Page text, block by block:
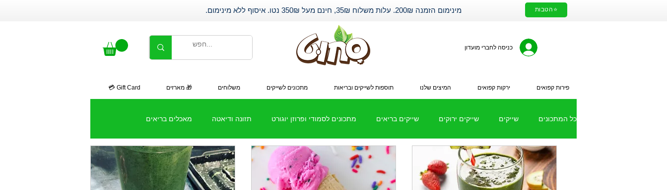
מינימום הזמנה 200₪. עלות משלוח 35₪, חינם מעל 350₪ נטו. איסוף ללא מינימום. ⭐הטבות
כניסה לחברי מועדון
פירות קפואים ירקות קפואים המיצים שלנו תוספות לשייקים ובריאות מתכונים לשייקים משלוחים 🎁 מארזים Gift Card 💳
כל המתכונים שייקים שייקים ירוקים שייקים בריאים מתכונים לסמודי ופרוזן יוגורט תזונה ודיאטה מאכלים בריאים
מתכונים עם ירקות קפואים שייק חלבון שיתופי פעולה